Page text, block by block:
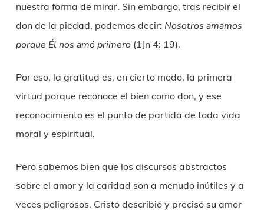
nuestra forma de mirar. Sin embargo, tras recibir el
don de la piedad, podemos decir: Nosotros amamos
porque Él nos amó primero(1Jn 4: 19).
Por eso, la gratitud es, en cierto modo, la primera
virtud porque reconoce el bien como don, y ese
reconocimiento es el punto de partida de toda vida
moral y espiritual.
Pero sabemos bien que los discursos abstractos
sobre el amor y la caridad son a menudo inútiles y a
veces peligrosos. Cristo describió y precisó su amor